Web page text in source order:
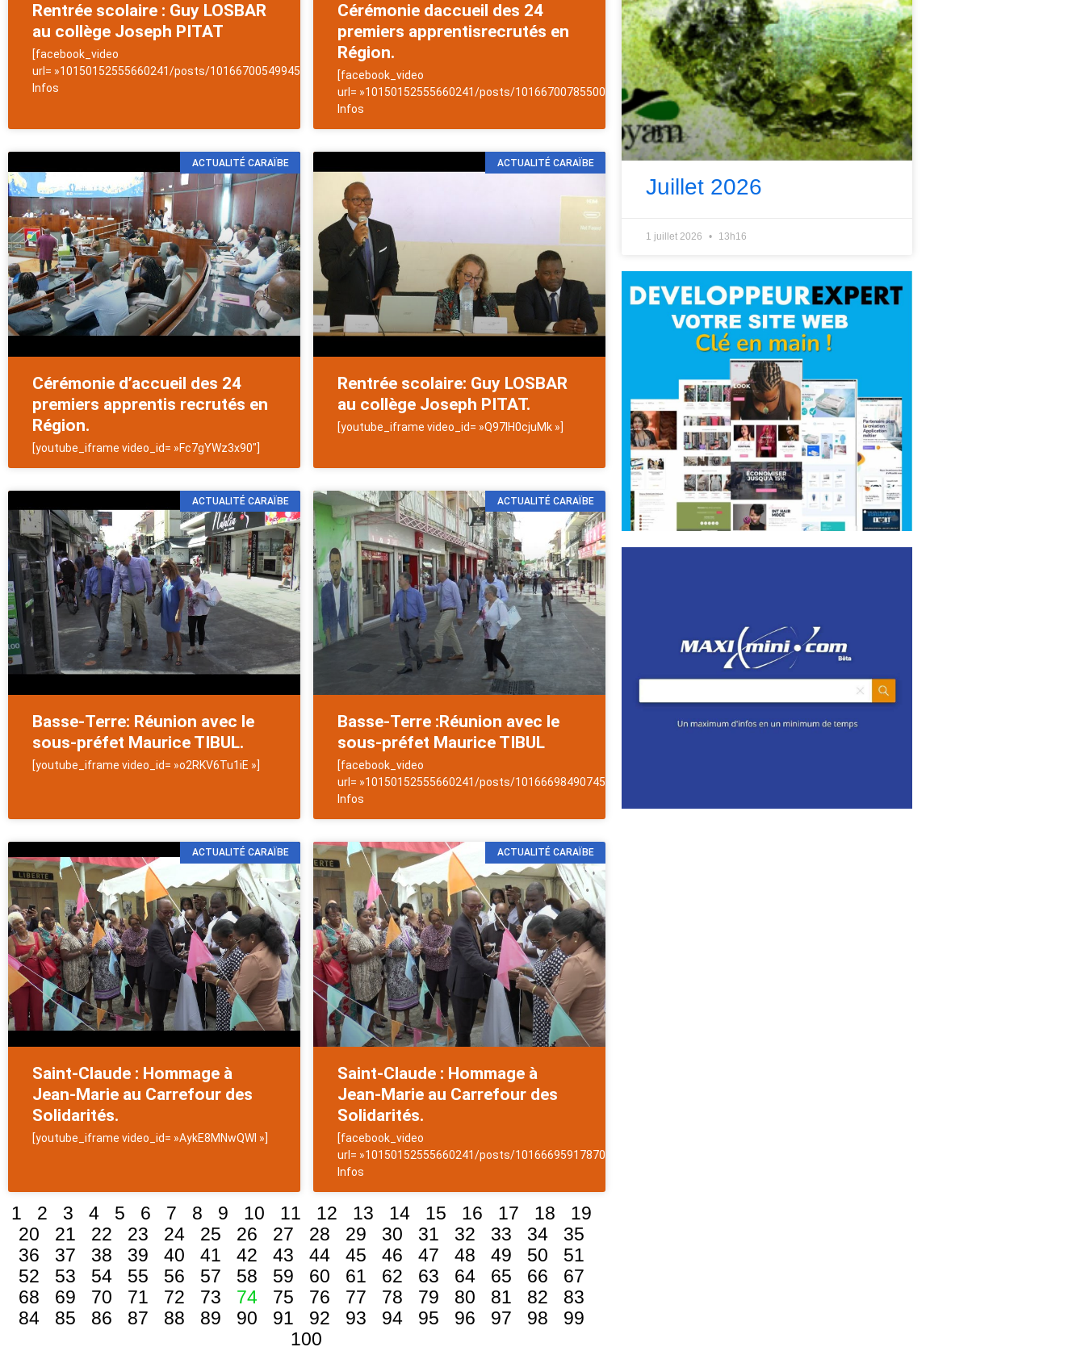
Rentrée scolaire : Guy LOSBAR
au collège Joseph PITAT
[facebook_video
url= »10150152555660241/posts/10166700549945241/ »]NewsAntilles
Infos
Cérémonie daccueil des 24
premiers apprentisrecrutés en
Région.
[facebook_video
url= »10150152555660241/posts/10166700785500241/ »]NewsAntilles
Infos
ACTUALITÉ CARAÏBE
Cérémonie d’accueil des 24
premiers apprentis recrutés en
Région.
[youtube_iframe video_id= »Fc7gYWz3x90″]
ACTUALITÉ CARAÏBE
Rentrée scolaire: Guy LOSBAR
au collège Joseph PITAT.
[youtube_iframe video_id= »Q97lH0cjuMk »]
ACTUALITÉ CARAÏBE
Basse-Terre: Réunion avec le
sous-préfet Maurice TIBUL.
[youtube_iframe video_id= »o2RKV6Tu1iE »]
ACTUALITÉ CARAÏBE
Basse-Terre :Réunion avec le
sous-préfet Maurice TIBUL
[facebook_video
url= »10150152555660241/posts/10166698490745241/ »]NewsAntilles
Infos
ACTUALITÉ CARAÏBE
Saint-Claude : Hommage à
Jean-Marie au Carrefour des
Solidarités.
[youtube_iframe video_id= »AykE8MNwQWI »]
ACTUALITÉ CARAÏBE
Saint-Claude : Hommage à
Jean-Marie au Carrefour des
Solidarités.
[facebook_video
url= »10150152555660241/posts/10166695917870241/ »]NewsAntilles
Infos
1 2 3 4 5 6 7 8 9 10 11 12 13 14 15 16 17 18
19
20
21 22 23 24 25 26 27 28 29 30 31 32 33 34
35
36
37 38 39 40 41 42 43 44 45 46 47 48 49 50
51
52
53 54 55 56 57 58 59 60 61 62 63 64 65 66
67
68
69 70 71 72 73 74 75 76 77 78 79 80 81 82
83
84
85 86 87 88 89 90 91 92 93 94 95 96 97 98
99
100
Juillet 2026
1 juillet 2026 13h16